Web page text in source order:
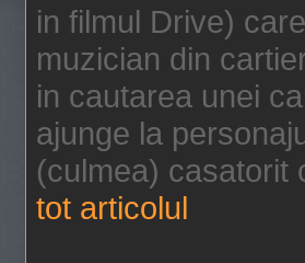
in filmul Drive)
muzician din
in cautarea unei
ajunge la
(culmea) casatorit
tot articolul